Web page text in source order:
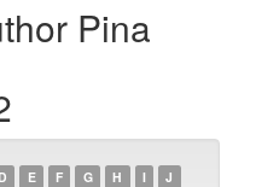
Pina
D E F G H I
J